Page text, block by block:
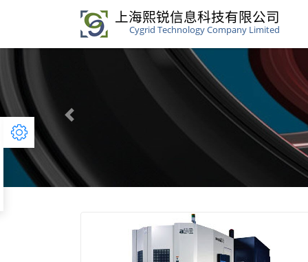
上海熙锐信息科技有限公司
Cygrid Technology Company Limited
Previous